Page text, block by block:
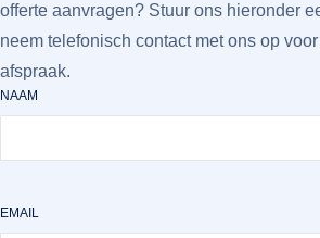
offerte aanvragen? Stuur ons hieronder
neem telefonisch contact met ons op
afspraak.
NAAM
EMAIL